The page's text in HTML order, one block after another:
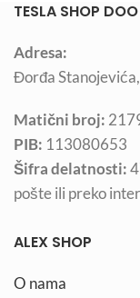
TESLA SHOP
Adresa:
Đorđa
Matični broj:
PIB: 113080653
Šifra delatnosti:
pošte ili preko
ALEX SHOP
O nama